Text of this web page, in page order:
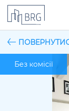
Без комісії